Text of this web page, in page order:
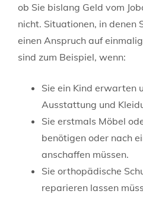
ob Sie bislang Geld vom
nicht. Situationen, in denen
einen Anspruch auf
sind zum Beispiel, wenn:
Sie ein Kind erwarten
Ausstattung und
Sie erstmals Möbel
benötigen oder nach
anschaffen müssen.
Sie orthopädische
reparieren lassen